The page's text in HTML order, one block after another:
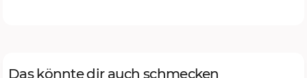
Das könnte dir auch schmecken